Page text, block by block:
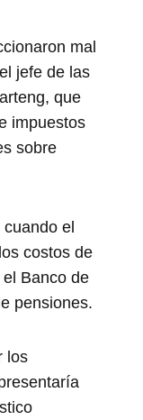
mal
jefe de las
que
impuestos
sobre
el
costos de
Banco de
pensiones.
los